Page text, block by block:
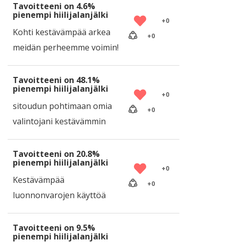
Tavoitteeni on 4.6%
pienempi hiilijalanjälki
Kohti kestävämpää arkea
meidän perheemme voimin!
+0
+0
Tavoitteeni on 48.1%
pienempi hiilijalanjälki
sitoudun pohtimaan omia
valintojani kestävämmin
+0
+0
Tavoitteeni on 20.8%
pienempi hiilijalanjälki
Kestävämpää
luonnonvarojen käyttöä
+0
+0
Tavoitteeni on 9.5%
pienempi hiilijalanjälki